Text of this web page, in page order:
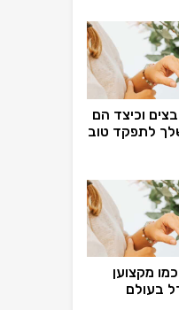
וכיצד הם
לתפקד טוב
מקצוען
בעולם